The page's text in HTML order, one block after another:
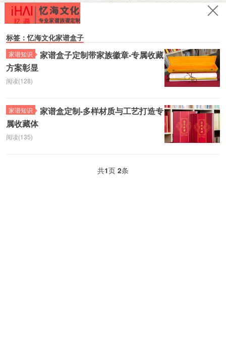
标签：忆海文化家谱盒子
家谱知识
家谱盒子定制带家族徽章-专属收藏
方案彰显
阅读(128)
家谱知识
家谱盒定制-多样材质与工艺打造专
属收藏体
阅读(135)
共1页 2条